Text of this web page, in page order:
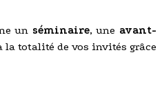
un séminaire, une avant-
totalité de vos invités grâce